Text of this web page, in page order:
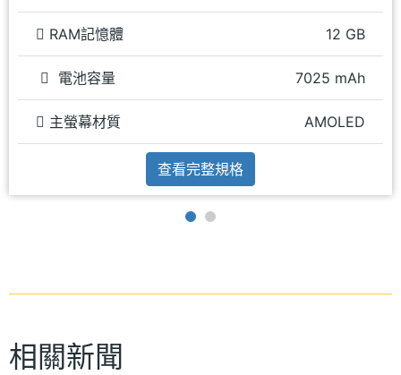
RAM記憶體 12 GB
電池容量 7025 mAh
主螢幕材質 AMOLED
查看完整規格
相關新聞